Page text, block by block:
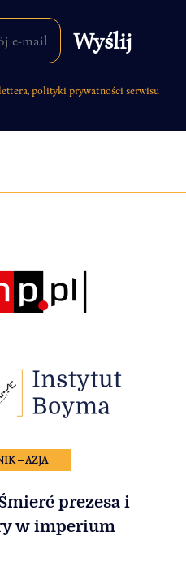
polityki prywatności serwisu
– AZJA
prezesa i
w imperium